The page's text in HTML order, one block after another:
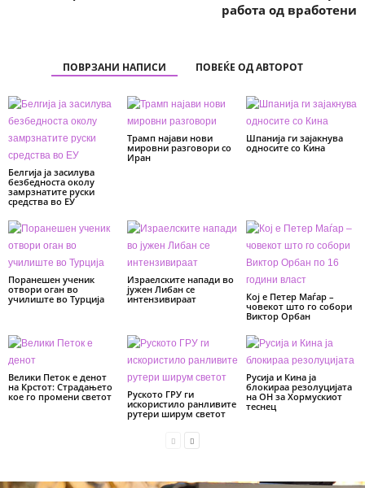
работа од вработени
ПОВРЗАНИ НАПИСИ ПОВЕЌЕ ОД АВТОРОТ
Белгија ја засилува
безбедноста околу
замрзнатите руски
средства во ЕУ
Трамп најави нови
мировни разговори со
Иран
Шпанија ги зајакнува
односите со Кина
Поранешен ученик
отвори оган во
училиште во Турција
Израелските напади во
јужен Либан се
интензивираат
Кој е Петер Маѓар –
човекот што го собори
Виктор Орбан
Велики Петок е денот
на Крстот: Страдањето
кое го промени светот
Руското ГРУ ги
искористило ранливите
рутери ширум светот
Русија и Кина ја
блокираа резолуцијата
на ОН за Хормускиот
теснец